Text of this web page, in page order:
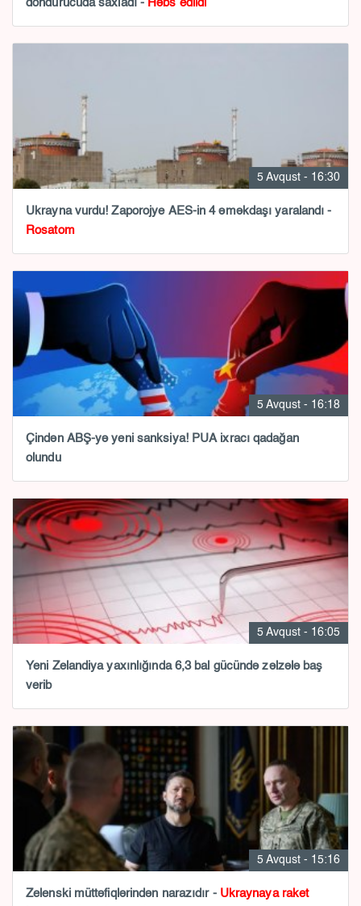
dondurucuda saxladı - Həbs edildi
5 Avqust - 16:30
Ukrayna vurdu! Zaporojye AES-in 4 əməkdaşı yaralandı -
Rosatom
5 Avqust - 16:18
Çindən ABŞ-yə yeni sanksiya! PUA ixracı qadağan
olundu
5 Avqust - 16:05
Yeni Zelandiya yaxınlığında 6,3 bal gücündə zəlzələ baş
verib
5 Avqust - 15:16
Zelenski müttəfiqlərindən narazıdır - Ukraynaya raket